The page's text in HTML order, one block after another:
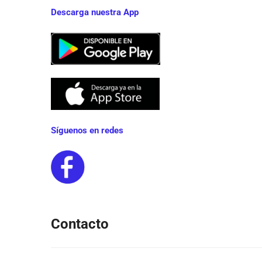
Descarga nuestra App
Síguenos en redes
Contacto